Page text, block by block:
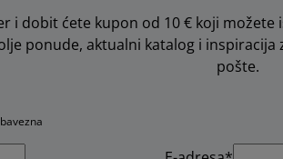
i dobit ćete kupon od 10 € koji
ponude, aktualni katalog i
pošte.